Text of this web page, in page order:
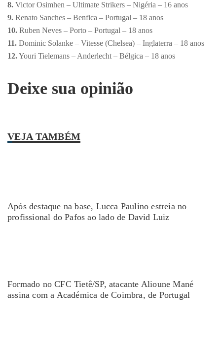
8. Victor Osimhen – Ultimate Strikers – Nigéria – 16 anos
9. Renato Sanches – Benfica – Portugal – 18 anos
10. Ruben Neves – Porto – Portugal – 18 anos
11. Dominic Solanke – Vitesse (Chelsea) – Inglaterra – 18 anos
12.Youri Tielemans – Anderlecht – Bélgica – 18 anos
Deixe sua opinião
VEJA TAMBÉM
Após destaque na base, Lucca Paulino estreia no
profissional do Pafos ao lado de David Luiz
Formado no CFC Tietê/SP, atacante Alioune Mané
assina com a Académica de Coimbra, de Portugal